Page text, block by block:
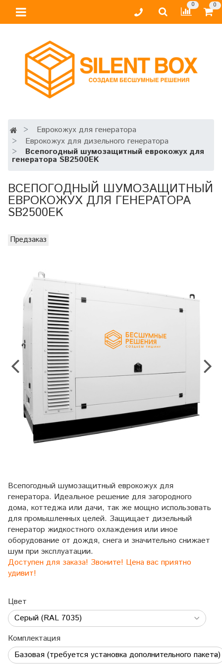
0 0
Еврокожух для генератора
Еврокожух для дизельного генератора
Всепогодный шумозащитный еврокожух для
генератора SB2500EK
ВСЕПОГОДНЫЙ ШУМОЗАЩИТНЫЙ
ЕВРОКОЖУХ ДЛЯ ГЕНЕРАТОРА
SB2500EK
Предзаказ
Всепогодный шумозащитный еврокожух для
генератора. Идеальное решение для загородного
дома, коттеджа или дачи, так же мощно использовать
для промышленных целей. Защищает дизельный
генератор жидкостного охлаждения или иное
оборудование от дождя, снега и значительно снижает
шум при эксплуатации.
Доступен для заказа! Звоните! Цена вас приятно
удивит!
Цвет
Комплектация